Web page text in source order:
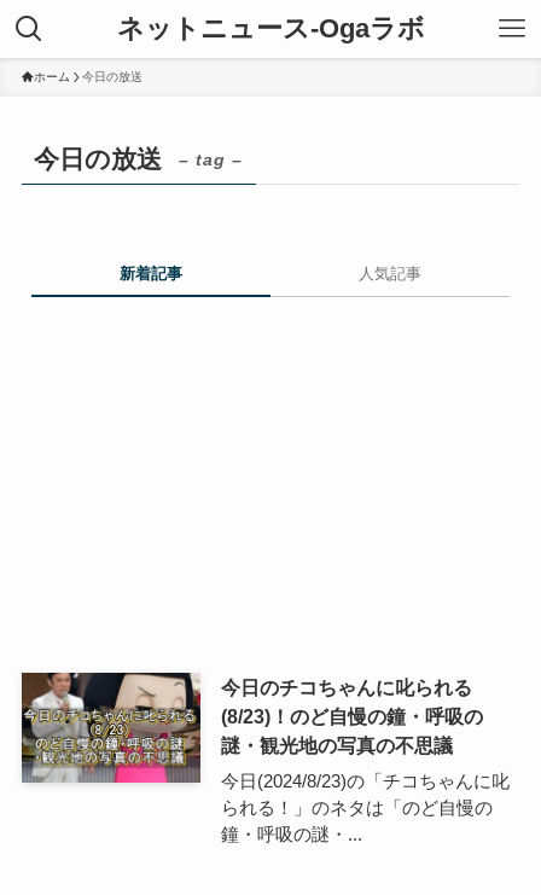
ネットニュース-Ogaラボ
ホーム 今日の放送
今日の放送 – tag –
新着記事 人気記事
今日のチコちゃんに叱られる
(8/23)！のど自慢の鐘・呼吸の
謎・観光地の写真の不思議
今日(2024/8/23)の「チコちゃんに叱
られる！」のネタは「のど自慢の
鐘・呼吸の謎・...